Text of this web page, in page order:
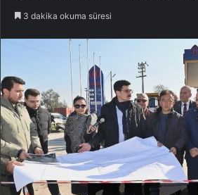
3 dakika okuma süresi